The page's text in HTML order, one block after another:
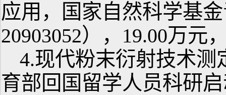
应用，国家自然科学基
20903052），19.00万元
4.现代粉末衍射技术
育部回国留学人员科研